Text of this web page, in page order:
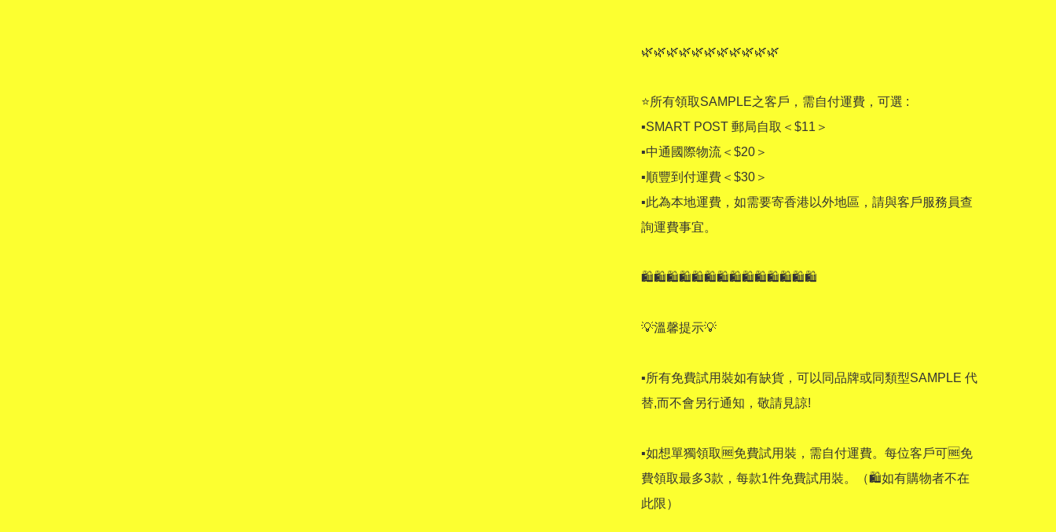
🌿🌿🌿🌿🌿🌿🌿🌿🌿🌿🌿
⭐所有領取SAMPLE之客戶，需自付運費，可選 :
▪SMART POST 郵局自取＜$11＞
▪中通國際物流＜$20＞
▪順豐到付運費＜$30＞
▪此為本地運費，如需要寄香港以外地區，請與客戶服務員查
詢運費事宜。
🛍🛍🛍🛍🛍🛍🛍🛍🛍🛍🛍🛍🛍🛍
💡溫馨提示💡
▪所有免費試用裝如有缺貨，可以同品牌或同類型SAMPLE 代
替,而不會另行通知，敬請見諒!
▪如想單獨領取🆓️免費試用裝，需自付運費。每位客戶可🆓️免
費領取最多3款，每款1件免費試用裝。（🛍如有購物者不在
此限）